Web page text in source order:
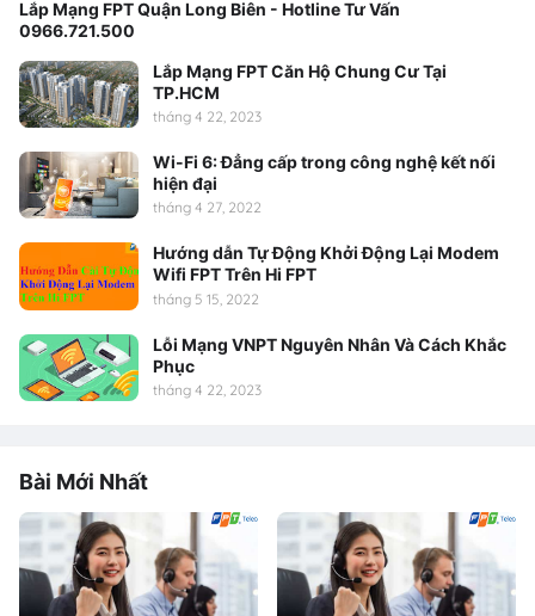
Lắp Mạng FPT Quận Long Biên - Hotline Tư Vấn
0966.721.500
Lắp Mạng FPT Căn Hộ Chung Cư Tại
TP.HCM
tháng 4 22, 2023
Wi-Fi 6: Đẳng cấp trong công nghệ kết nối
hiện đại
tháng 4 27, 2022
Hướng dẫn Tự Động Khởi Động Lại Modem
Wifi FPT Trên Hi FPT
tháng 5 15, 2022
Lỗi Mạng VNPT Nguyên Nhân Và Cách Khắc
Phục
tháng 4 22, 2023
Bài Mới Nhất